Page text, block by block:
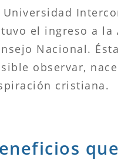
Universidad
el ingreso a la
Nacional.
observar,
cristiana.